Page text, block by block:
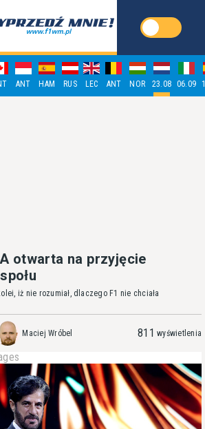
ANT HAM RUS LEC ANT NOR 23.08 06.09
otwarta na przyjęcie
iż nie rozumiał, dlaczego F1 nie chciała
Maciej Wróbel 811 wyświetlenia